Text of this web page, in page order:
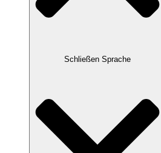
Schließen Sprache